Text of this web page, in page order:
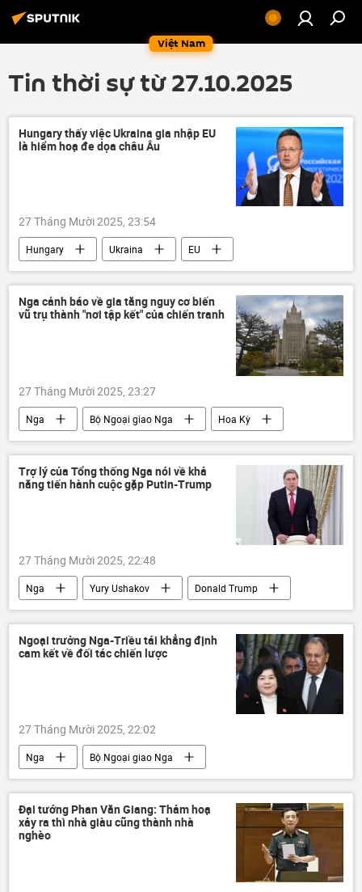
Việt Nam
Tin thời sự từ 27.10.2025
Hungary thấy việc Ukraina gia nhập EU
là hiểm hoạ đe dọa châu Âu
27 Tháng Mười 2025, 23:54
Hungary Ukraina
EU
Liên minh châu Âu
thông tin
Thế giới
Chính trị
Peter Siyarto
Châu Âu
Nga cảnh báo về gia tăng nguy cơ biến
vũ trụ thành "nơi tập kết" của chiến tranh
27 Tháng Mười 2025, 23:27
Nga Bộ Ngoại giao Nga
Hoa Kỳ
thông tin
Thế giới
phương Tây
Liên Hợp Quốc
vũ trụ không gian
Trợ lý của Tổng thống Nga nói về khả
năng tiến hành cuộc gặp Putin-Trump
27 Tháng Mười 2025, 22:48
Nga Yury Ushakov
Donald Trump
Vladimir Putin
thông tin
Thế giới
Chính trị
phương Tây
Dmitry Peskov
Hungary Hoa Kỳ
Ngoại trưởng Nga-Triều tái khẳng định
cam kết về đối tác chiến lược
27 Tháng Mười 2025, 22:02
Nga
Bộ Ngoại giao Nga
Sergey Lavrov
thông tin
Thế giới
Chính trị
Bắc Triều Tiên
Bình Nhưỡng
quan hệ chiến lược
Đại tướng Phan Văn Giang: Thảm hoạ
xảy ra thì nhà giàu cũng thành nhà
nghèo